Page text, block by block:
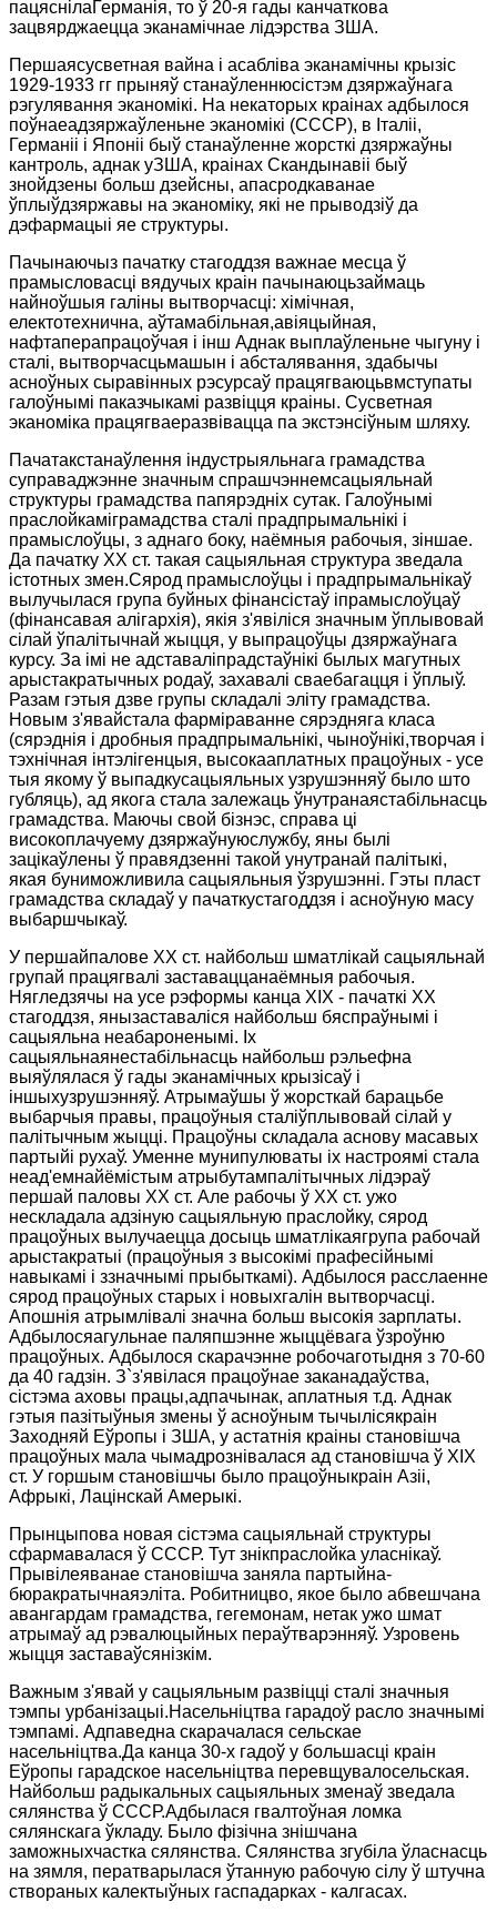
пацяснілаГерманія, то ў 20-я гады канчаткова
зацвярджаецца эканамічнае лідэрства ЗША.
Першаясусветная вайна і асабліва эканамічны крызіс
1929-1933 гг прыняў станаўленнюсістэм дзяржаўнага
рэгулявання эканомікі. На некаторых краінах адбылося
поўнаеадзяржаўленьне эканомікі (СССР), в Італіі,
Германіі і Японіі быў станаўленне жорсткі дзяржаўны
кантроль, аднак уЗША, краінах Скандынавіі быў
знойдзены больш дзейсны, апасродкаванае
ўплыўдзяржавы на эканоміку, які не прыводзіў да
дэфармацыі яе структуры.
Пачынаючыз пачатку стагоддзя важнае месца ў
прамысловасці вядучых краін пачынаюцьзаймаць
найноўшыя галіны вытворчасці: хімічная,
електотехнична, аўтамабільная,авіяцыйная,
нафтаперапрацоўчая і інш Аднак выплаўленьне чыгуну і
сталі, вытворчасцьмашын і абсталявання, здабычы
асноўных сыравінных рэсурсаў працягваюцьвмступаты
галоўнымі паказчыкамі развіцця краіны. Сусветная
эканоміка працягваеразвівацца па экстэнсіўным шляху.
Пачатакстанаўлення індустрыяльнага грамадства
суправаджэнне значным спрашчэннемсацыяльнай
структуры грамадства папярэдніх сутак. Галоўнымі
праслойкаміграмадства сталі прадпрымальнікі і
прамыслоўцы, з аднаго боку, наёмныя рабочыя, зіншае.
Да пачатку ХХ ст. такая сацыяльная структура зведала
істотных змен.Сярод прамыслоўцы і прадпрымальнікаў
вылучылася група буйных фінансістаў іпрамыслоўцаў
(фінансавая алігархія), якія з'явіліся значным ўплывовай
сілай ўпалітычнай жыцця, у выпрацоўцы дзяржаўнага
курсу. За імі не адставаліпрадстаўнікі былых магутных
арыстакратычных родаў, захавалі сваебагацця і ўплыў.
Разам гэтыя дзве групы складалі эліту грамадства.
Новым з'явайстала фарміраванне сярэдняга класа
(сярэднія і дробныя прадпрымальнікі, чыноўнікі,творчая і
тэхнічная інтэлігенцыя, высокааплатных працоўных - усе
тыя якому ў выпадкусацыяльных узрушэнняў было што
губляць), ад якога стала залежаць ўнутранаястабільнасць
грамадства. Маючы свой бізнэс, справа ці
високоплачуему дзяржаўнуюслужбу, яны былі
зацікаўлены ў правядзенні такой унутранай палітыкі,
якая буниможливила сацыяльныя ўзрушэнні. Гэты пласт
грамадства складаў у пачаткустагоддзя і асноўную масу
выбаршчыкаў.
У першайпалове ХХ ст. найбольш шматлікай сацыяльнай
групай працягвалі заставаццанаёмныя рабочыя.
Нягледзячы на усе рэформы канца XIX - пачаткі ХХ
стагоддзя, янызаставаліся найбольш бяспраўнымі і
сацыяльна неабароненымі. Іх
сацыяльнаянестабільнасць найбольш рэльефна
выяўлялася ў гады эканамічных крызісаў і
іншыхузрушэнняў. Атрымаўшы ў жорсткай барацьбе
выбарчыя правы, працоўныя сталіўплывовай сілай у
палітычным жыцці. Працоўны складала аснову масавых
партыйі рухаў. Уменне мунипулюваты іх настроямі стала
неад'емнайёмістым атрыбутампалітычных лідэраў
першай паловы ХХ ст. Але рабочы ў ХХ ст. ужо
нескладала адзіную сацыяльную праслойку, сярод
працоўных вылучаецца досыць шматлікаягрупа рабочай
арыстакратыі (працоўныя з высокімі прафесійнымі
навыкамі і ззначнымі прыбыткамі). Адбылося расслаенне
сярод працоўных старых і новыхгалін вытворчасці.
Апошнія атрымлівалі значна больш высокія зарплаты.
Адбылосяагульнае паляпшэнне жыццёвага ўзроўню
працоўных. Адбылося скарачэнне робочаготыдня з 70-60
да 40 гадзін. З`з'явілася працоўнае заканадаўства,
сістэма аховы працы,адпачынак, аплатныя т.д. Аднак
гэтыя пазітыўныя змены ў асноўным тычылісякраін
Заходняй Еўропы і ЗША, у астатнія краіны становішча
працоўных мала чымадрознівалася ад становішча ў XIX
ст. У горшым становішчы было працоўныкраін Азіі,
Афрыкі, Лацінскай Амерыкі.
Прынцыпова новая сістэма сацыяльнай структуры
сфармавалася ў СССР. Тут знікпраслойка уласнікаў.
Прывілеяванае становішча заняла партыйна-
бюракратычнаяэліта. Робитницво, якое было абвешчана
авангардам грамадства, гегемонам, нетак ужо шмат
атрымаў ад рэвалюцыйных пераўтварэнняў. Узровень
жыцця заставаўсянізкім.
Важным з'явай у сацыяльным развіцці сталі значныя
тэмпы урбанізацыі.Насельніцтва гарадоў расло значнымі
тэмпамі. Адпаведна скарачалася сельскае
насельніцтва.Да канца 30-х гадоў у большасці краін
Еўропы гарадское насельніцтва перевщувалосельская.
Найбольш радыкальных сацыяльных зменаў зведала
сялянства ў СССР.Адбылася гвалтоўная ломка
сялянскага ўкладу. Было фізічна знішчана
заможныхчастка сялянства. Сялянства згубіла ўласнасць
на зямля, ператварылася ўтанную рабочую сілу ў штучна
створаных калектыўных гаспадарках - калгасах.